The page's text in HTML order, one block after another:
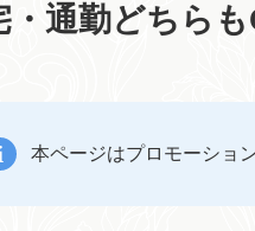
・通勤どちらも
本ページはプロモーショ